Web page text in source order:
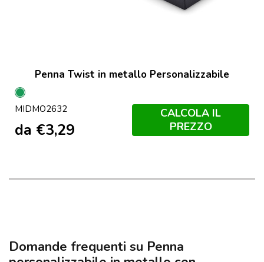
Penna Twist in metallo Personalizzabile
Verde
MIDMO2632
da €3,29
CALCOLA IL
PREZZO
Domande frequenti su Penna